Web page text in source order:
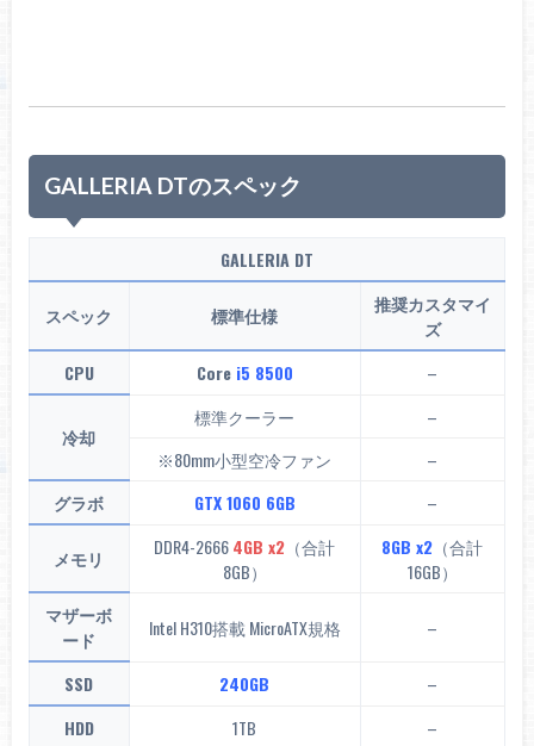
GALLERIA DTのスペック
GALLERIA DT
スペック 標準仕様
推奨カスタマイ
ズ
CPU
Core i5 8500 –
冷却
標準クーラー
–
※80mm小型空冷ファン
–
グラボ
GTX 1060 6GB –
メモリ DDR4-26664GB x2 （合計
8GB）
8GB x2 （合計
16GB）
マザーボ
ード
Intel H310搭載 MicroATX規格 –
SSD 240GB
–
HDD
1TB
–